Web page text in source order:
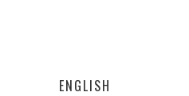
ENGLISH